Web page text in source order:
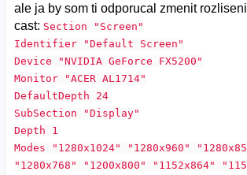
ale ja by som ti odporucal zmenit
cast: Section "Screen"
Identifier "Default Screen"
Device "NVIDIA GeForce FX5200"
Monitor "ACER AL1714"
DefaultDepth 24
SubSection "Display"
Depth 1
Modes "1280x1024" "1280x960"
"1280x768" "1200x800" "1152x864"